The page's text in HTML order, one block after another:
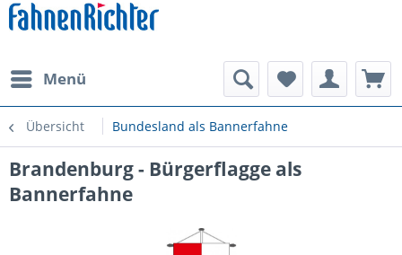
Menü
Übersicht Bundesland als Bannerfahne
Brandenburg - Bürgerflagge als
Bannerfahne